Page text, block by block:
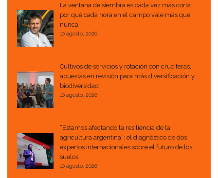
La ventana de siembra es cada vez más corta:
por qué cada hora en el campo vale más que
nunca
10 agosto, 2026
Cultivos de servicios y rotación con crucíferas,
apuestas en revisión para más diversificación y
biodiversidad
10 agosto, 2026
“Estamos afectando la resiliencia de la
agricultura argentina”: el diagnóstico de dos
expertos internacionales sobre el futuro de los
suelos
10 agosto, 2026